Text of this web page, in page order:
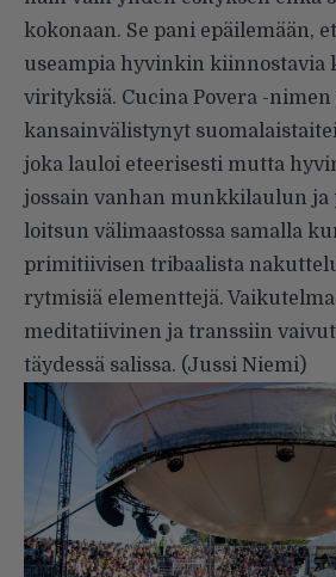
kokonaan. Se pani epäilemään,
useampia hyvinkin kiinnostavia
virityksiä. Cucina Povera -
kansainvälistynyt
joka lauloi eteerisesti mutta
jossain vanhan munkkilaulun ja
loitsun välimaastossa samalla
primitiivisen tribaalista
rytmisiä elementtejä.
meditatiivinen ja transsiin
täydessä salissa. (Jussi Niemi)